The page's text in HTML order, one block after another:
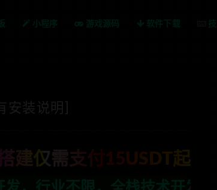
小程序 游戏源码 软件下载
装说明]
建仅需支付15USDT起